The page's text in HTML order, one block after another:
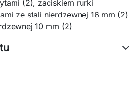
(2), zaciskiem rurki
ze stali nierdzewnej 16 mm (2)
10 mm (2)